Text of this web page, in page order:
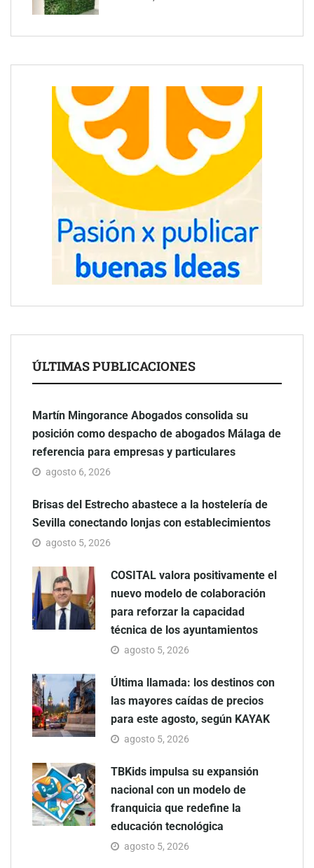
ÚLTIMAS PUBLICACIONES
Martín Mingorance Abogados consolida su
posición como despacho de abogados Málaga de
referencia para empresas y particulares
agosto 6, 2026
Brisas del Estrecho abastece a la hostelería de
Sevilla conectando lonjas con establecimientos
agosto 5, 2026
COSITAL valora positivamente el
nuevo modelo de colaboración
para reforzar la capacidad
técnica de los ayuntamientos
agosto 5, 2026
Última llamada: los destinos con
las mayores caídas de precios
para este agosto, según KAYAK
agosto 5, 2026
TBKids impulsa su expansión
nacional con un modelo de
franquicia que redefine la
educación tecnológica
agosto 5, 2026